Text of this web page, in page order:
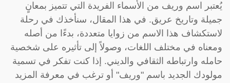
يُعتبر اسم وريف من الأسماء الفريدة التي تتميز بمعانٍ
جميلة وتاريخ عريق. في هذا المقال، سنأخذك في رحلة
لاستكشاف هذا الاسم من زوايا متعددة، بدءًا من أصله
ومعناه في مختلف اللغات، وصولاً إلى تأثيره على شخصية
حامله وارتباطه الثقافي والديني. إذا كنت تفكر في تسمية
مولودك الجديد باسم "وريف" أو ترغب في معرفة المزيد